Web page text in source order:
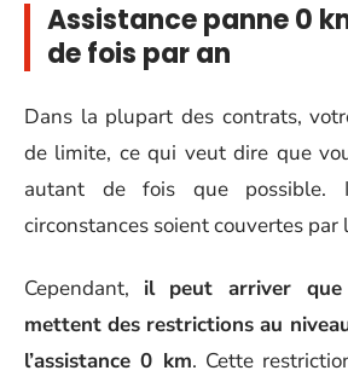
Assistance panne 0
de fois par an
Dans la plupart des contrats,
de limite, ce qui veut dire que
autant de fois que
circonstances soient couvertes par
Cependant, il peut arriver que
mettent des restrictions au
l’assistance 0 km. Cette